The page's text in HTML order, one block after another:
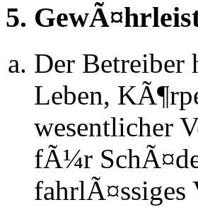
5.
Der Betreiber
Leben,
wesentlicher
fÃ¼r